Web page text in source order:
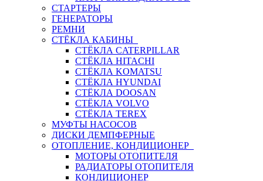
СТАРТЕРЫ
ГЕНЕРАТОРЫ
РЕМНИ
СТЁКЛА КАБИНЫ
СТЁКЛА CATERPILLAR
СТЁКЛА HITACHI
СТЁКЛА KOMATSU
СТЁКЛА HYUNDAI
СТЁКЛА DOOSAN
СТЁКЛА VOLVO
СТЁКЛА TEREX
МУФТЫ НАСОСОВ
ДИСКИ ДЕМПФЕРНЫЕ
ОТОПЛЕНИЕ, КОНДИЦИОНЕР
МОТОРЫ ОТОПИТЕЛЯ
РАДИАТОРЫ ОТОПИТЕЛЯ
КОНДИЦИОНЕР